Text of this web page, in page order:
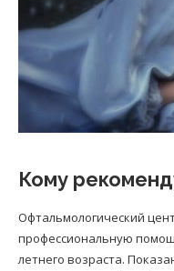
Кому
Офтальмологический
профессиональную
летнего возраста.